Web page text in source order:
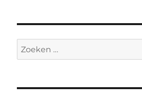
Zoeken
naar: